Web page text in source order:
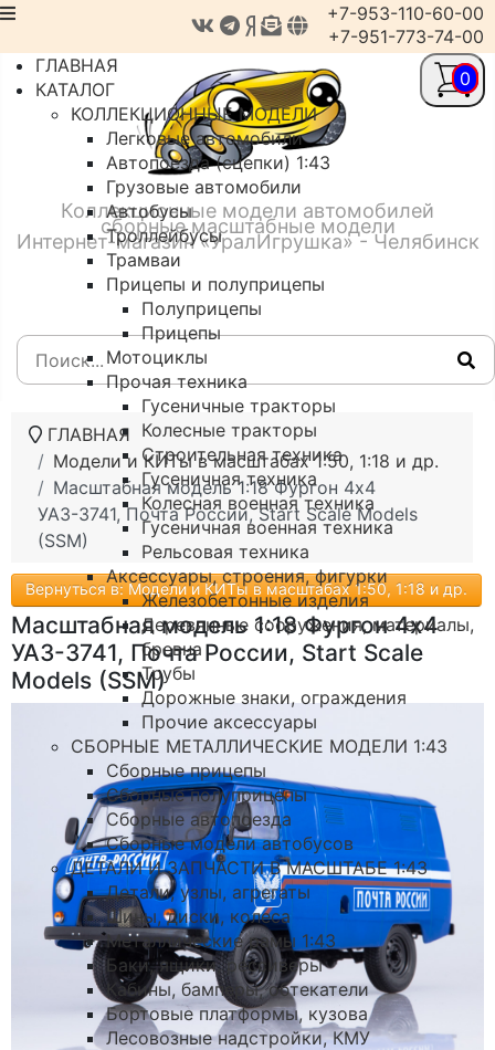
Коллекционные модели автомобилей
сборные масштабные модели
Интернет-магазин «УралИгрушка» - Челябинск
+7-953-110-60-00
+7-951-773-74-00
ГЛАВНАЯ
КАТАЛОГ
КОЛЛЕКЦИОННЫЕ МОДЕЛИ
Легковые автомобили
Автопоезда (сцепки) 1:43
Грузовые автомобили
Автобусы
Троллейбусы
Трамваи
Прицепы и полуприцепы
Полуприцепы
Прицепы
Мотоциклы
Прочая техника
Гусеничные тракторы
Колесные тракторы
Строительная техника
Гусеничная техника
Колесная военная техника
Гусеничная военная техника
Рельсовая техника
Аксессуары, строения, фигурки
Железобетонные изделия
Деревянные сооружения, материалы,
бревна
Трубы
Дорожные знаки, ограждения
Прочие аксессуары
СБОРНЫЕ МЕТАЛЛИЧЕСКИЕ МОДЕЛИ 1:43
Сборные прицепы
Сборные полуприцепы
Сборные автопоезда
Сборные модели автобусов
ДЕТАЛИ И ЗАПЧАСТИ В МАСШТАБЕ 1:43
Детали, узлы, агрегаты
Шины, диски, колеса
Металлические рамы 1:43
Баки, ящики, рессиверы
Кабины, бамперы, обтекатели
Бортовые платформы, кузова
Лесовозные надстройки, КМУ
ГЛАВНАЯ
Модели и КИТы в масштабах 1:50, 1:18 и др.
Масштабная модель 1:18 Фургон 4х4
УАЗ-3741, Почта России, Start Scale Models
(SSM)
Вернуться в: Модели и КИТы в масштабах 1:50, 1:18 и др.
Масштабная модель 1:18 Фургон 4х4
УАЗ-3741, Почта России, Start Scale
Models (SSM)
0